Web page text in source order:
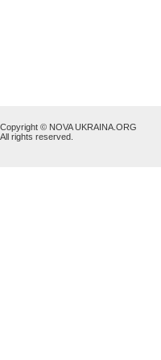
Copyright © NOVA UKRAINA.ORG
All rights reserved.